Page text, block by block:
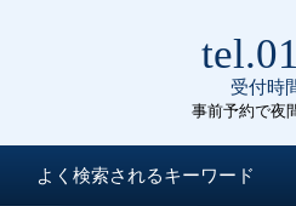
受付時
事前予約で夜
よく検索されるキーワード